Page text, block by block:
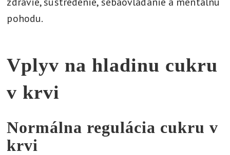
pohodu.
Vplyv na hladinu cukru
v krvi
Normálna regulácia cukru v
krvi